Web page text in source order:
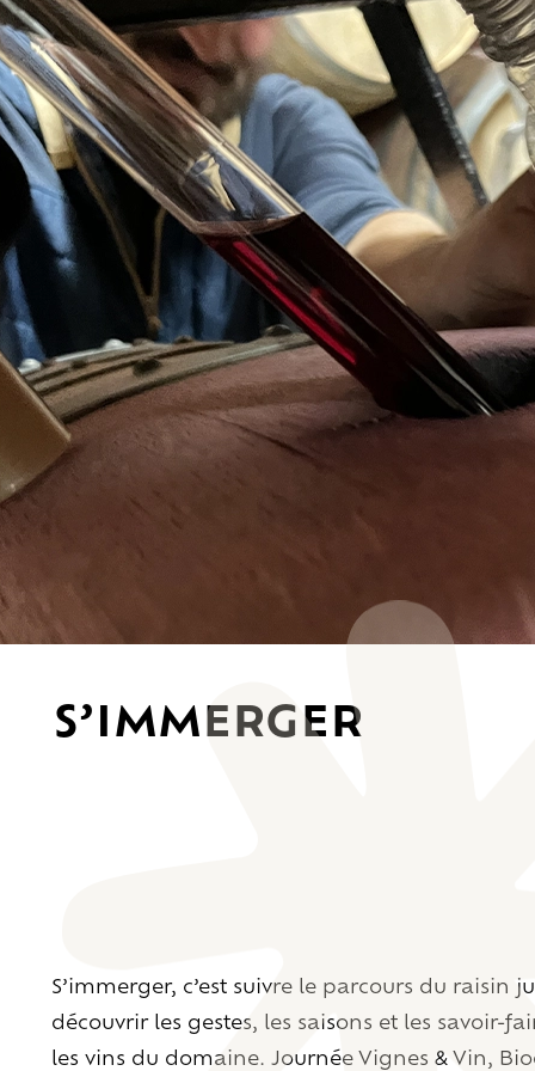
S’IMMERGER
S’immerger, c’est suivre le parcours du raisin
découvrir les gestes, les saisons et les savoir-
les vins du domaine. Journée Vignes & Vin,